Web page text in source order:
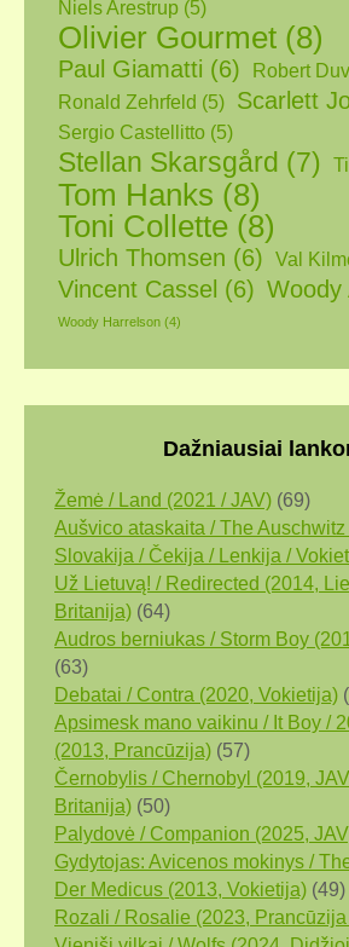
Niels Arestrup (5)
Olivier Gourmet (8)
Paul Giamatti (6) Robert
Ronald Zehrfeld (5) Scarlett
Sergio Castellitto (5)
Stellan Skarsgård (7)
Tom Hanks (8)
Toni Collette (8)
Ulrich Thomsen (6) Val
Vincent Cassel (6) Woody
Woody Harrelson (4)
Dažniausiai
Žemė / Land (2021 / JAV) (69)
Aušvico ataskaita / The
Slovakija / Čekija / Lenkija /
Už Lietuvą! / Redirected (2014,
Britanija) (64)
Audros berniukas / Storm Boy
(63)
Debatai / Contra (2020, Vokietija)
Apsimesk mano vaikinu / It Boy /
(2013, Prancūzija) (57)
Černobylis / Chernobyl (2019,
Britanija) (50)
Palydovė / Companion (2025,
Gydytojas: Avicenos mokinys /
Der Medicus (2013, Vokietija) (49)
Rozali / Rosalie (2023,